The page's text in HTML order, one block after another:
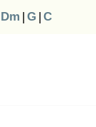
Dm | G | C